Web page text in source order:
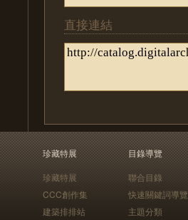
直接連結
珍藏特展
珍藏特展
CCC創作集
建築排排站
目錄導覽
聯合目錄
快速關鍵詞導覽
主題分類